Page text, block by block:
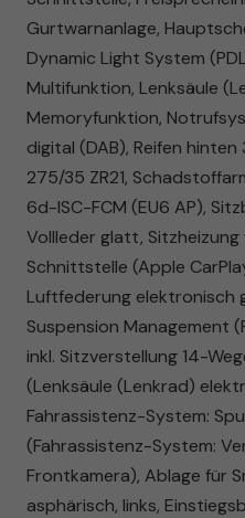
Gurtwarnanlage,
Dynamic Light System
Multifunktion, Lenksäule
Memoryfunktion,
digital (DAB), Reifen hinten
275/35 ZR21,
6d-ISC-FCM (EU6 AP),
Vollleder glatt,
Schnittstelle (Apple
Luftfederung elektronisch
Suspension Management
inkl. Sitzverstellung 14-
(Lenksäule (Lenkrad)
Fahrassistenz-System:
(Fahrassistenz-System:
Frontkamera), Ablage für
asphärisch, links,